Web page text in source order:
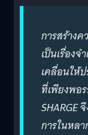
การสร้าง
เป็นเรื่อง
เคลื่อนให้
ที่เพียงพอ
SHARGE
การในหล